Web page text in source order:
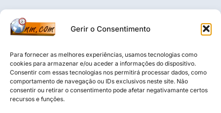
Gerir o Consentimento
Para fornecer as melhores experiências, usamos tecnologias como
cookies para armazenar e/ou aceder a informações do dispositivo.
Consentir com essas tecnologias nos permitirá processar dados, como
comportamento de navegação ou IDs exclusivos neste site. Não
consentir ou retirar o consentimento pode afetar negativamante certos
recursos e funções.
Politica de Privacidade
Termos e Condições
Aviso Legal: O conteúdo deste blogue é puramente